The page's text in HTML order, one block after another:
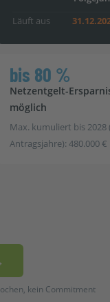
Läuft aus
bis 80 %
Netzentgelt-
möglich
Max. kumuliert bis 2028
Antragsjahre): 480.000 €
kein Commitment